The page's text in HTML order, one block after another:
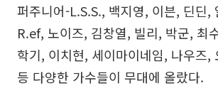
퍼주니어-L.S.S., 백지영, 이븐, 딘딘,
R.ef, 노이즈, 김창열, 빌리, 박군, 최
학기, 이치현, 세이마이네임, 나우즈,
등 다양한 가수들이 무대에 올랐다.